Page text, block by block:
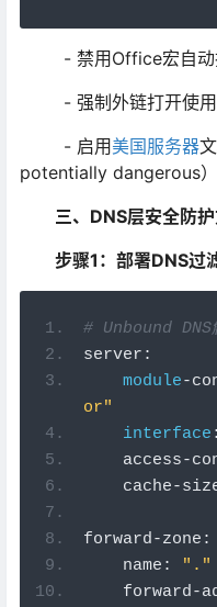
- 禁用Office宏自
- 强制外链打开使
- 启用 美国服务器
potentially dangerous）
三、DNS层安全防
步骤1：部署DNS过
# Unbound DNS
server :
module-
or"
interface :
access-
cache-
forward-zone :
name :
"."
forward-